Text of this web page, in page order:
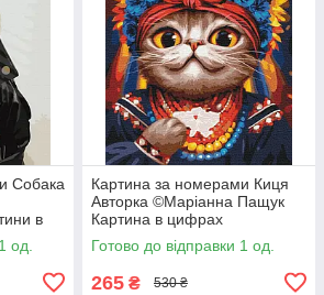
Собака
в
од.
Картина за номерами Киця
Авторка ©Маріанна Пащук
Картина в цифрах
Розмальовка Патріотична
40х50 см BrushMe BS53310
Готово до відправки 1 од.
265 ₴ 530 ₴